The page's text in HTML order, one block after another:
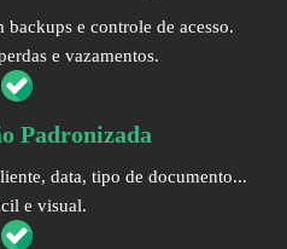
e controle de acesso.
e vazamentos.
Padronizada
data, tipo de documento...
e visual.